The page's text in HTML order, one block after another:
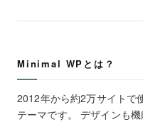
Minimal WPとは？
2012年から約2万サイトで
テーマです。 デザインも